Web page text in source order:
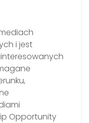
i jest
Opportunity